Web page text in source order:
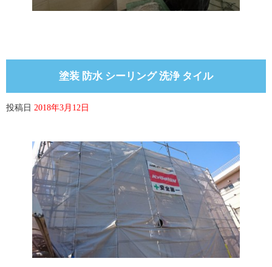
塗装 防水 シーリング 洗浄 タイル
投稿日 2018年3月12日